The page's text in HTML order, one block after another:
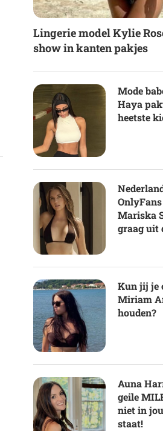
Lingerie model Kylie
show in kanten pakjes
Mode
Haya
heetste
Mariska
graag uit
Kun jij je
Miriam
houden?
Auna
geile
niet in
staat!